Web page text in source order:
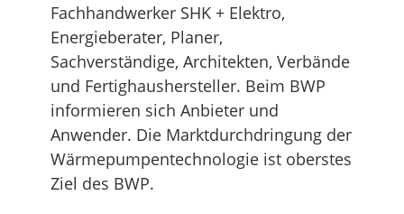
Fachhandwerker SHK + Elektro,
Energieberater, Planer,
Sachverständige, Architekten, Verbände
und Fertighaushersteller. Beim BWP
informieren sich Anbieter und
Anwender. Die Marktdurchdringung der
Wärmepumpentechnologie ist oberstes
Ziel des BWP.